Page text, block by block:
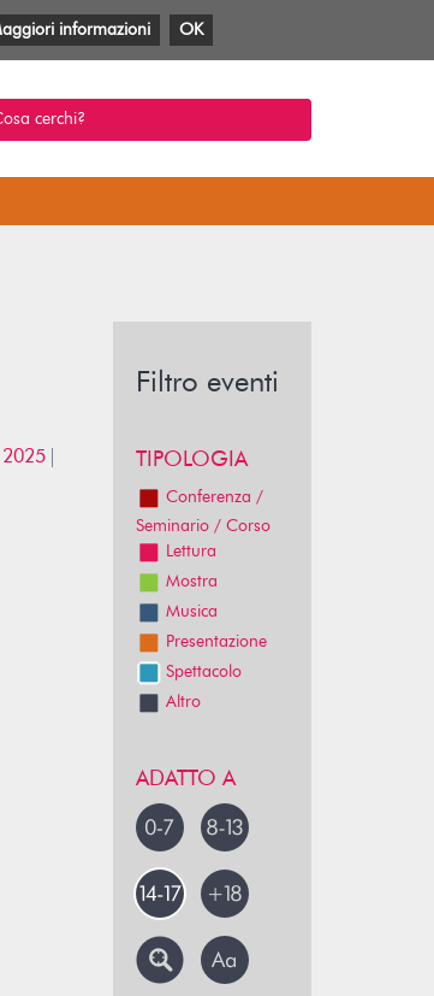
TwitterYouTube
Anobii
SBTMlol
cerchi?
2025
Filtro eventi
TIPOLOGIA
Conferenza /
Seminario / Corso
Lettura
Mostra
Musica
Presentazione
Spettacolo
Altro
ADATTO A
informazioni OK